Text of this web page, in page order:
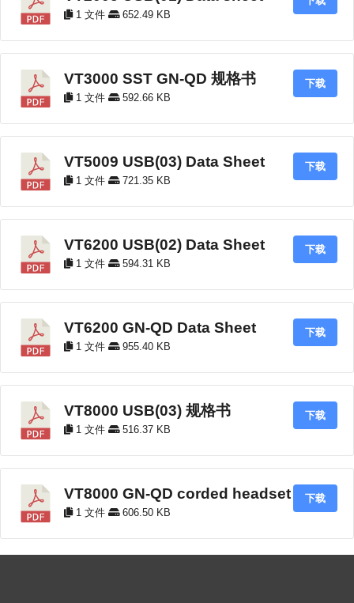
1 文件 652.49 KB
VT3000 SST GN-QD 规格书
1 文件 592.66 KB
下载
VT5009 USB(03) Data Sheet
1 文件 721.35 KB
下载
VT6200 USB(02) Data Sheet
1 文件 594.31 KB
下载
VT6200 GN-QD Data Sheet
1 文件 955.40 KB
下载
VT8000 USB(03) 规格书
1 文件 516.37 KB
下载
VT8000 GN-QD corded headset
1 文件 606.50 KB
下载